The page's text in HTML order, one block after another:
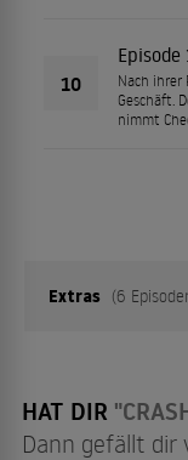
10
Episode
Nach ihrer
Geschäft.
nimmt
Extras (6
01 Episode
HAT DIR
Dann gefällt dir